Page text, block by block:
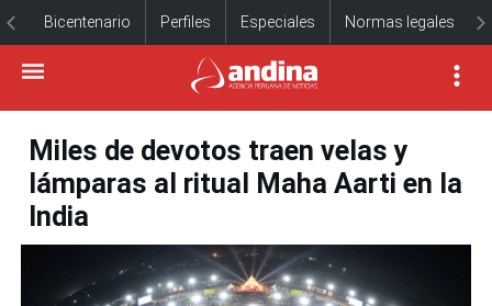
Bicentenario Perfiles Especiales Normas legales
Miles de devotos traen velas y
lámparas al ritual Maha Aarti en la
India